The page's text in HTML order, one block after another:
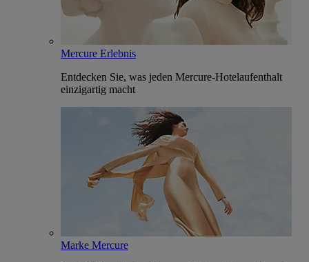
Mercure Erlebnis
Entdecken Sie, was jeden Mercure-Hotelaufenthalt
einzigartig macht
Marke Mercure